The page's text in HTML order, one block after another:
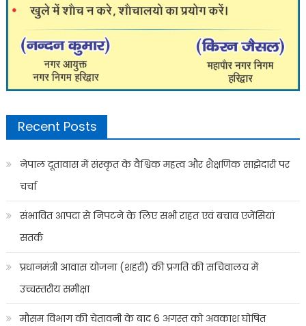
Recent Posts
नेपाल दूतावास में संस्कृत के वैश्विक महत्व और शैक्षणिक साझेदारी पर
चर्चा
संभावित आपदा से निपटने के लिए सभी राहत एवं बचाव एजेंसियां
सतर्क
प्रधानमंत्री आवास योजना (शहरी) की प्रगति की सचिवालय में
उच्चस्तरीय समीक्षा
मौसम विभाग की चेतावनी के बाद 6 अगस्त को अवकाश घोषित